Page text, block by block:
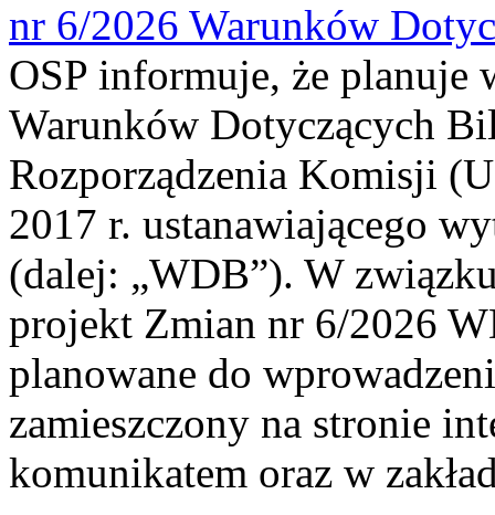
nr 6/2026 Warunków
OSP informuje, że planuje
Warunków Dotyczących
Rozporządzenia Komisji
2017 r. ustanawiającego
(dalej: „WDB”). W
projekt Zmian nr 6/2026
planowane do
zamieszczony na stronie
komunikatem oraz w